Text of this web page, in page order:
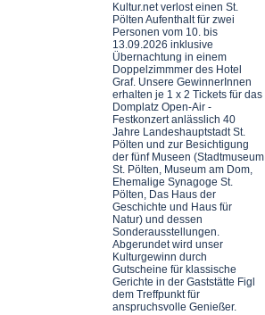
Kultur.net verlost einen St.
Pölten Aufenthalt für zwei
Personen vom 10. bis
13.09.2026 inklusive
Übernachtung in einem
Doppelzimmmer des Hotel
Graf. Unsere GewinnerInnen
erhalten je 1 x 2 Tickets für das
Domplatz Open-Air -
Festkonzert anlässlich 40
Jahre Landeshauptstadt St.
Pölten und zur Besichtigung
der fünf Museen (Stadtmuseum
St. Pölten, Museum am Dom,
Ehemalige Synagoge St.
Pölten, Das Haus der
Geschichte und Haus für
Natur) und dessen
Sonderausstellungen.
Abgerundet wird unser
Kulturgewinn durch
Gutscheine für klassische
Gerichte in der Gaststätte Figl
dem Treffpunkt für
anspruchsvolle Genießer.